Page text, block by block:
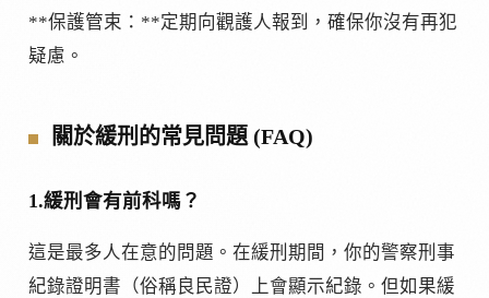
**保護管束：**定期向觀護人報到，確保你沒有再犯
疑慮。
關於緩刑的常見問題 (FAQ)
1.緩刑會有前科嗎？
這是最多人在意的問題。在緩刑期間，你的警察刑事
紀錄證明書（俗稱良民證）上會顯示紀錄。但如果緩